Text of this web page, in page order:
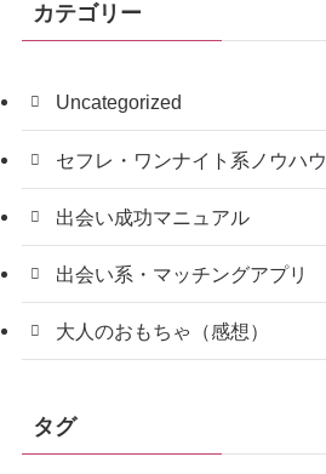
カテゴリー
Uncategorized
セフレ・ワンナイト系ノウハウ
出会い成功マニュアル
出会い系・マッチングアプリ
大人のおもちゃ（感想）
タグ